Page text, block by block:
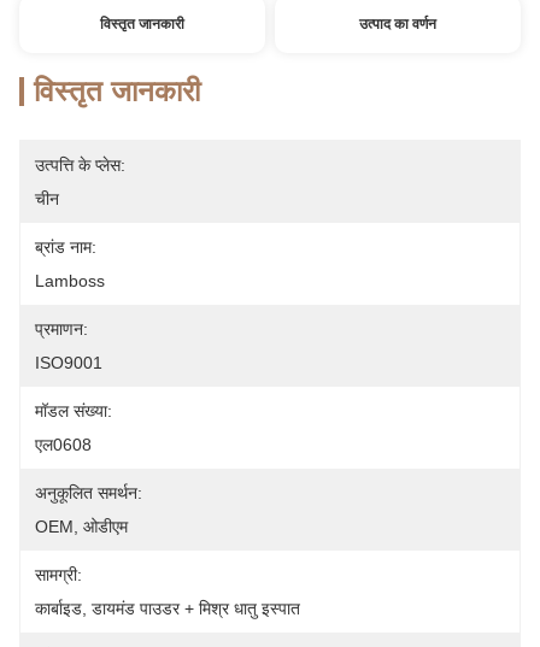
विस्तृत जानकारी उत्पाद का वर्णन
विस्तृत जानकारी
उत्पत्ति के प्लेस:
चीन
ब्रांड नाम:
Lamboss
प्रमाणन:
ISO9001
मॉडल संख्या:
एल0608
अनुकूलित समर्थन:
OEM, ओडीएम
सामग्री:
कार्बाइड, डायमंड पाउडर + मिश्र धातु इस्पात